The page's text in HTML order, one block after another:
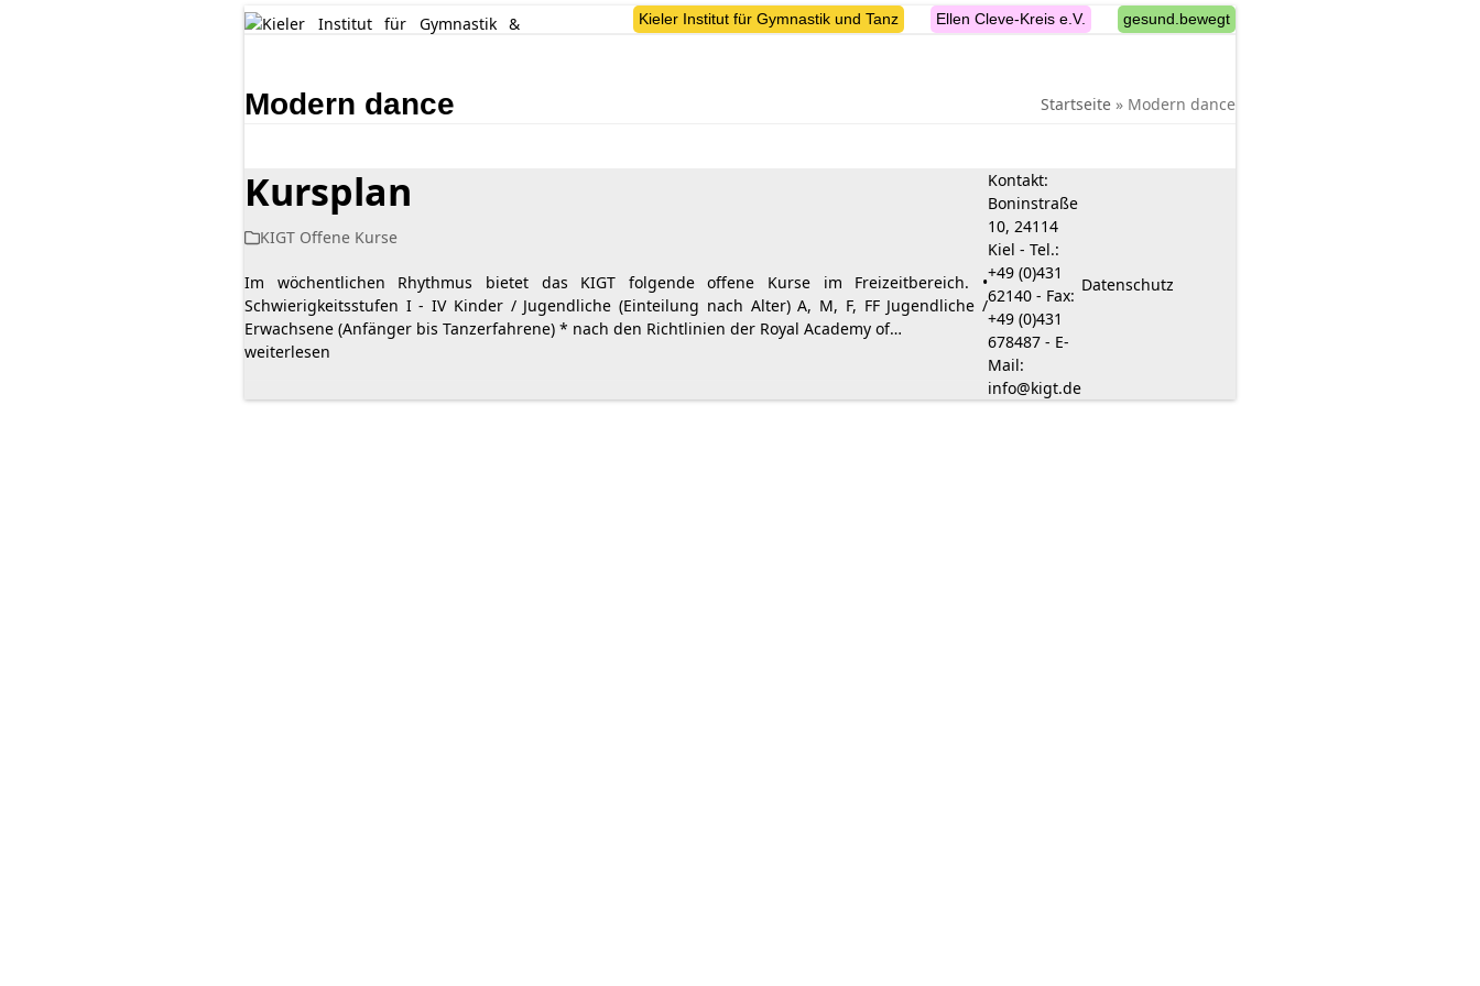
Kieler Institut für Gymnastik und Tanz Ellen Cleve-Kreis e.V. gesund.bewegt
Modern dance Startseite » Modern dance
Kursplan
KIGT Offene Kurse
Im wöchentlichen Rhythmus bietet das KIGT folgende offene Kurse im Freizeitbereich. •
Schwierigkeitsstufen I - IV Kinder / Jugendliche (Einteilung nach Alter) A, M, F, FF Jugendliche /
Erwachsene (Anfänger bis Tanzerfahrene) * nach den Richtlinien der Royal Academy of…
weiterlesen
Kontakt:
Boninstraße
10, 24114
Kiel - Tel.:
+49 (0)431
62140 - Fax:
+49 (0)431
678487 - E-
Mail:
info@kigt.de
Datenschutz